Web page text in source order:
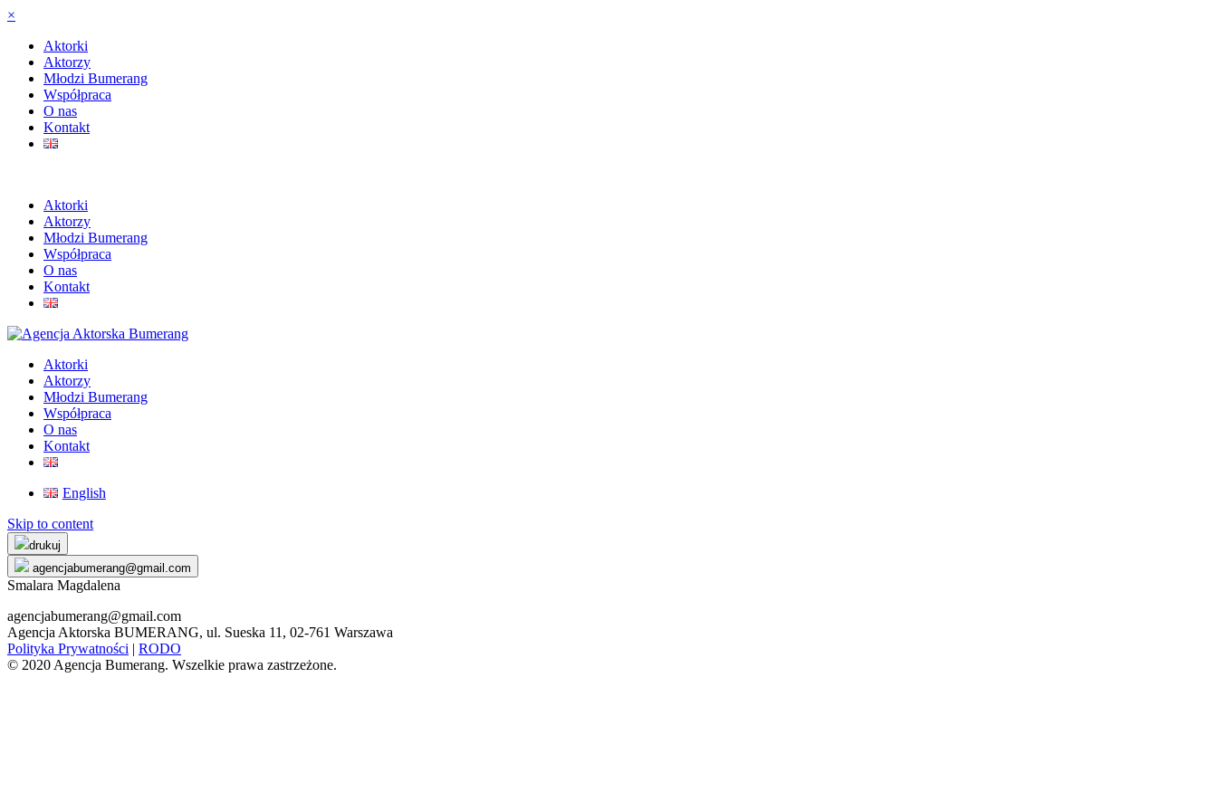
×
Aktorki
Aktorzy
Młodzi Bumerang
Współpraca
O nas
Kontakt
Aktorki
Aktorzy
Młodzi Bumerang
Współpraca
O nas
Kontakt
Aktorki
Aktorzy
Młodzi Bumerang
Współpraca
O nas
Kontakt
English
Skip to content
drukuj
agencjabumerang@gmail.com
Smalara Magdalena
agencjabumerang@gmail.com
Agencja Aktorska BUMERANG, ul. Sueska 11, 02-761 Warszawa
Polityka Prywatności | RODO
© 2020 Agencja Bumerang. Wszelkie prawa zastrzeżone.